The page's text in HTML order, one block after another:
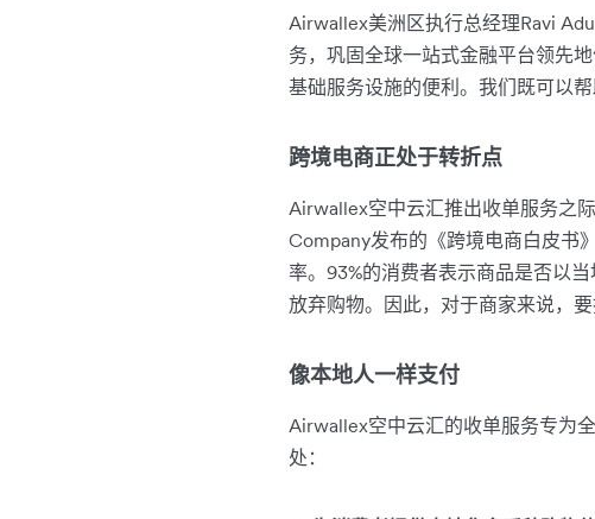
Airwallex美洲区执行总经理Ravi
务，巩固全球一站式金融平台领先
基础服务设施的便利。我们既可以
跨境电商正处于转折点
Airwallex空中云汇推出收单服务之
Company发布的《跨境电商白皮书
率。93%的消费者表示商品是否以
放弃购物。因此，对于商家来说，
像本地人一样支付
Airwallex空中云汇的收单服务专为
处：